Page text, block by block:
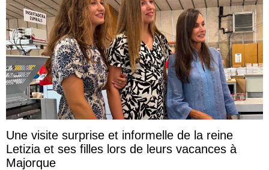
Une visite surprise et informelle de la reine
Letizia et ses filles lors de leurs vacances à
Majorque